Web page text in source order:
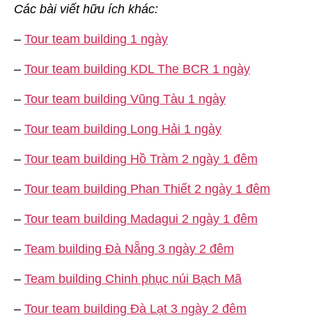
Các bài viết hữu ích khác:
– Tour team building 1 ngày
– Tour team building KDL The BCR 1 ngày
– Tour team building Vũng Tàu 1 ngày
– Tour team building Long Hải 1 ngày
– Tour team building Hồ Tràm 2 ngày 1 đêm
– Tour team building Phan Thiết 2 ngày 1 đêm
– Tour team building Madagui 2 ngày 1 đêm
– Team building Đà Nẵng 3 ngày 2 đêm
– Team building Chinh phục núi Bạch Mã
– Tour team building Đà Lạt 3 ngày 2 đêm